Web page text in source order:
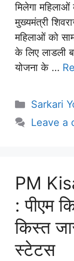
मिलेगा
मुख्यमंत्री
महिलाओं को
के लिए लाडली
योजना के …
Sarkari
Leave a
PM
: पीएम
किस्त
स्टेटस